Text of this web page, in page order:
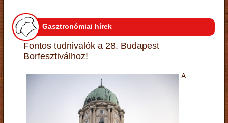
Gasztronómiai hírek
Fontos tudnivalók a 28. Budapest
Borfesztiválhoz!
A